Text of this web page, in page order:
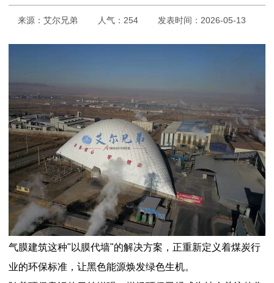
来源：艾尔兄弟 人气：254 发表时间：2026-05-13
气膜建筑这种"以膜代墙"的解决方案，正重新定义着煤炭行
业的环保标准，让黑色能源焕发绿色生机。